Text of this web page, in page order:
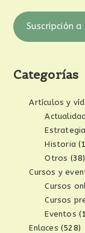
Suscripción
Categorías
Artículos y
Estrategia
Historia
Otros (38)
Cursos y
Cursos
Cursos
Eventos
Enlaces (528)